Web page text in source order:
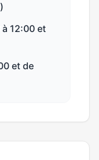
12:00 et
et de